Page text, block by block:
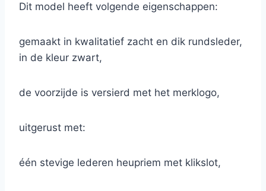
Dit model heeft volgende eigenschappen:
gemaakt in kwalitatief zacht en dik rundsleder,
in de kleur zwart,
de voorzijde is versierd met het merklogo,
uitgerust met:
één stevige lederen heupriem met klikslot,